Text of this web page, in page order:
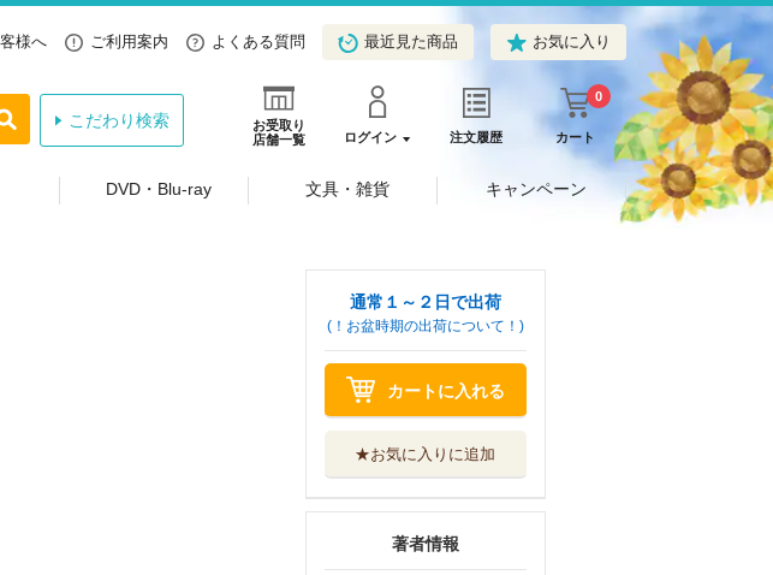
様へ ご利用案内 よくある質問 最近見た商品 お気に入り
お受取り
店舗一覧
ログイン 注文履歴 カート
0
こだわり検索
DVD・Blu-ray 文具・雑貨 キャンペーン
通常１～２日で出荷
(！お盆時期の出荷について！)
カートに入れる
★お気に入りに追加
著者情報